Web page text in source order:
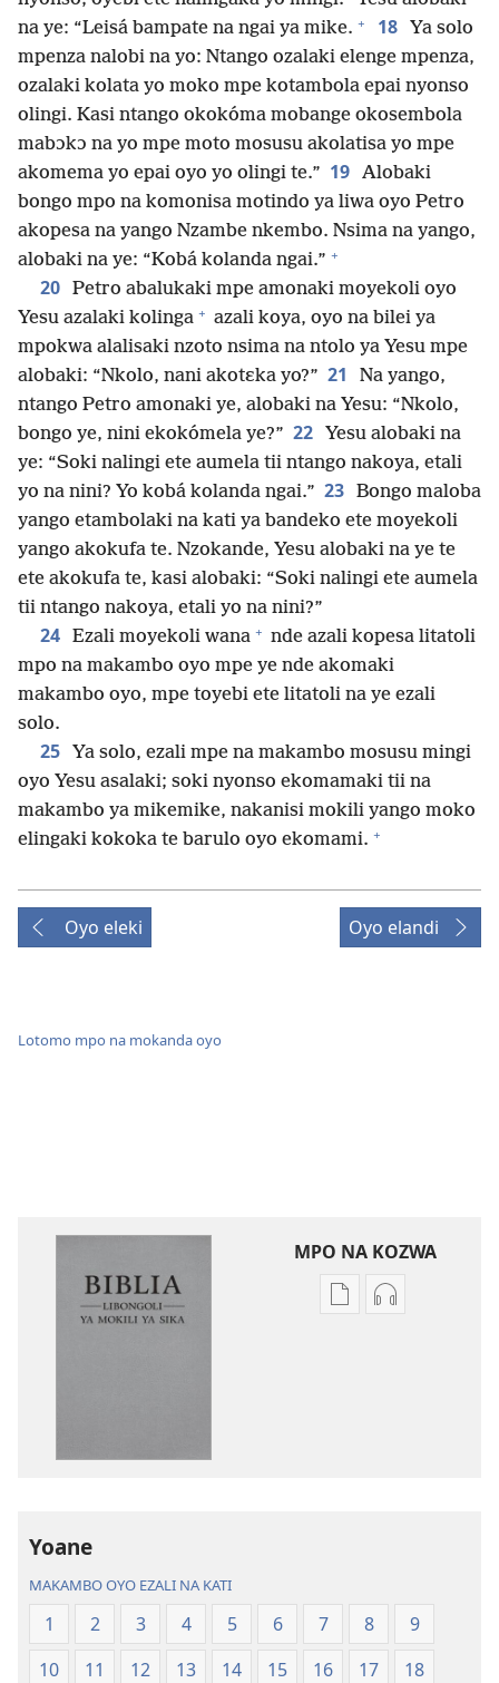
na ye: “Leisá bampate na ngai ya mike. + 18
Ya solo
mpenza nalobi na yo: Ntango ozalaki elenge mpenza,
ozalaki kolata yo moko mpe kotambola epai nyonso
olingi. Kasi ntango okokóma mobange okosembola
mabɔkɔ na yo mpe moto mosusu akolatisa yo mpe
akomema yo epai oyo yo olingi te.” 19 Alobaki
bongo mpo na komonisa motindo ya liwa oyo Petro
akopesa na yango Nzambe nkembo. Nsima na yango,
alobaki na ye: “Kobá kolanda ngai.” +
20 Petro abalukaki mpe amonaki moyekoli oyo
Yesu azalaki kolinga + azali koya, oyo na bilei ya
mpokwa alalisaki nzoto nsima na ntolo ya Yesu mpe
alobaki: “Nkolo, nani akotɛka yo?” 21
Na yango,
ntango Petro amonaki ye, alobaki na Yesu: “Nkolo,
bongo ye, nini ekokómela ye?” 22
Yesu alobaki na
ye: “Soki nalingi ete aumela tii ntango nakoya, etali
yo na nini? Yo kobá kolanda ngai.” 23 Bongo maloba
yango etambolaki na kati ya bandeko ete moyekoli
yango akokufa te. Nzokande, Yesu alobaki na ye te
ete akokufa te, kasi alobaki: “Soki nalingi ete aumela
tii ntango nakoya, etali yo na nini?”
24 Ezali moyekoli wana + nde azali kopesa litatoli
mpo na makambo oyo mpe ye nde akomaki
makambo oyo, mpe toyebi ete litatoli na ye ezali
solo.
25
Ya solo, ezali mpe na makambo mosusu mingi
oyo Yesu asalaki; soki nyonso ekomamaki tii na
makambo ya mikemike, nakanisi mokili yango moko
elingaki kokoka te barulo oyo ekomami. +
Oyo eleki Oyo elandi
Lotomo mpo na mokanda oyo
MPO NA KOZWA
Ndenge
(Ebongisami
2023)
Ndenge
ya
Sika
(Ebongisami
Yoane
MAKAMBO OYO EZALI NA KATI
1 2 3 4 5 6 7 8
9
10
11 12 13 14 15 16 17
18